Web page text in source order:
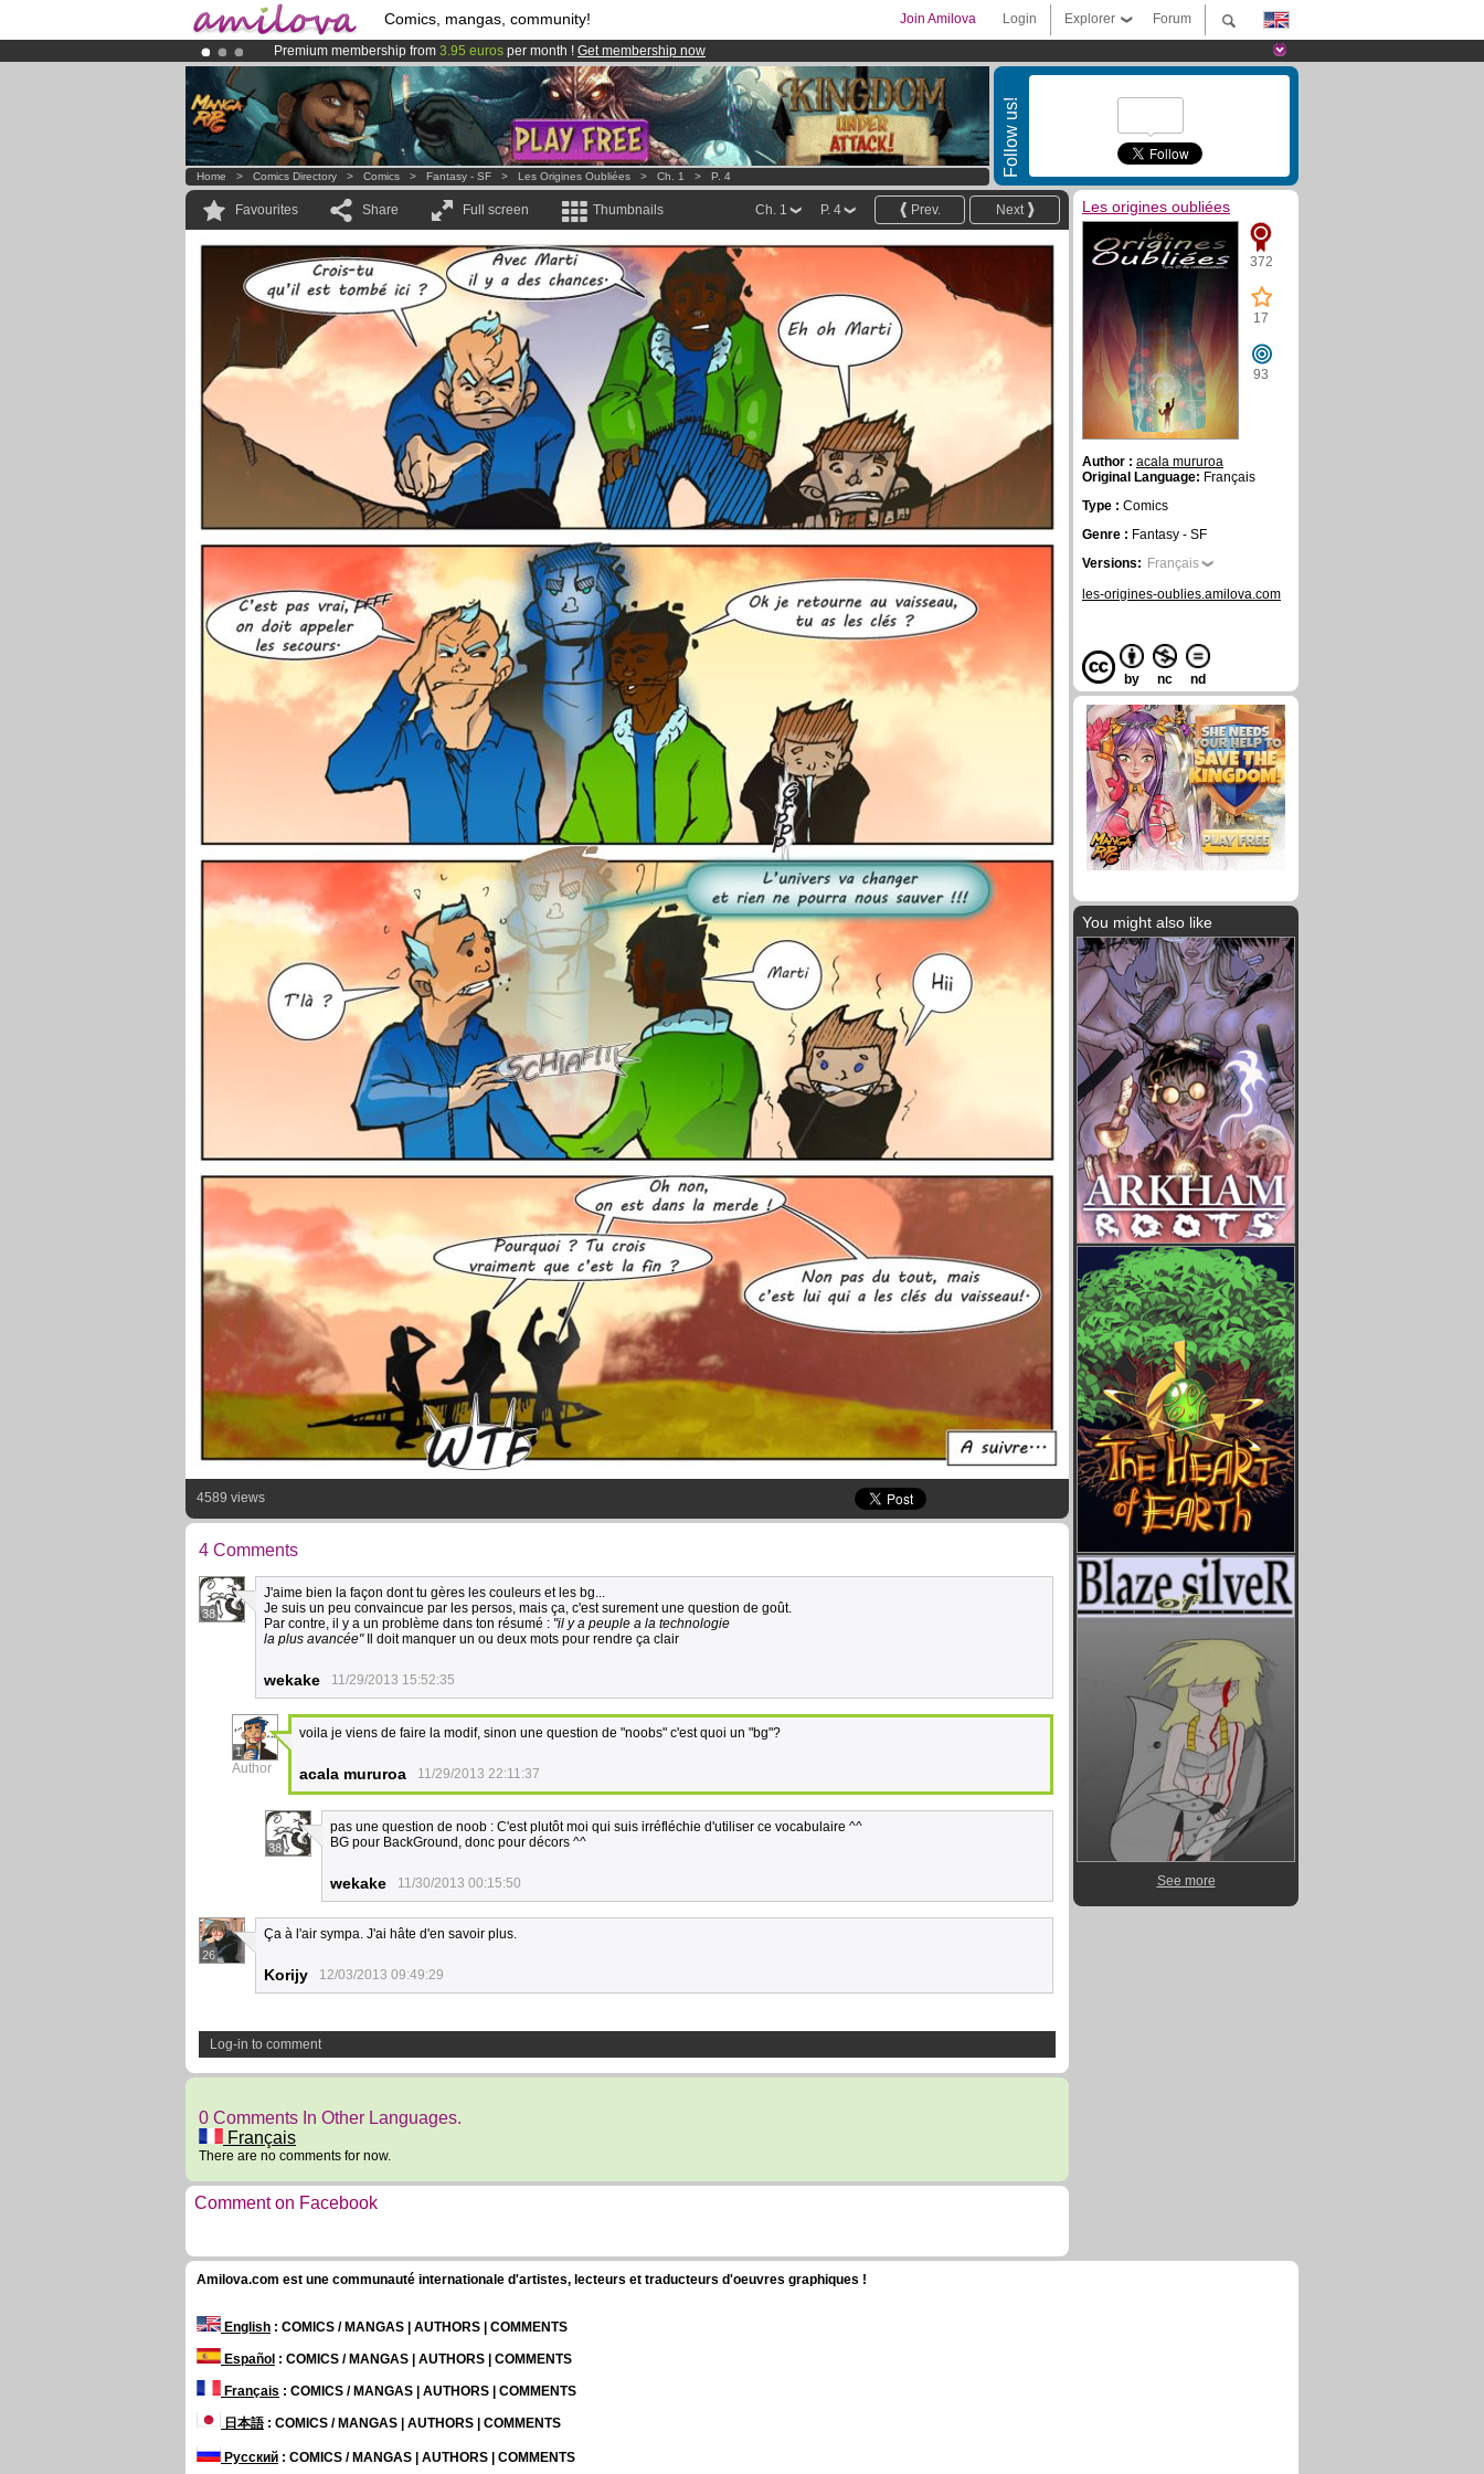
Comics, mangas, community! Forum
Explorer
Login
Join Amilova
Premium membership from 3.95 euros per month ! Get membership now
Already 100000membersand 1000comics & mangas!.
AmilovaKickstarter is now LIVE!.
Follow us!
Home > Comics Directory > Comics > Fantasy - SF > Les Origines Oubliées > Ch. 1 > P. 4
Favourites Share Full screen Thumbnails Next
Prev.
P. 4
Ch. 1
4589 views
4 Comments
38
J'aime bien la façon dont tu gères les couleurs et les bg...
Je suis un peu convaincue par les persos, mais ça, c'est surement une question de goût.
Par contre, il y a un problème dans ton résumé : "il y a peuple a la technologie
la plus avancée"Il doit manquer un ou deux mots pour rendre ça clair
wekake 11/29/2013 15:52:35
1
Author
voila je viens de faire la modif, sinon une question de "noobs" c'est quoi un "bg"?
acala mururoa 11/29/2013 22:11:37
38
pas une question de noob : C'est plutôt moi qui suis irréfléchie d'utiliser ce vocabulaire ^^
BG pour BackGround, donc pour décors ^^
wekake 11/30/2013 00:15:50
26
Ça à l'air sympa. J'ai hâte d'en savoir plus.
Korijy 12/03/2013 09:49:29
Log-in to comment
0 Comments In Other Languages.
Français
There are no comments for now.
Comment on Facebook
Les origines oubliées
372
17
93
Author : acala mururoa
Original Language: Français
Type : Comics
Genre : Fantasy - SF
Versions: Français
les-origines-oublies.amilova.com
by nc nd
You might also like
See more
Amilova.com est une communauté internationale d'artistes, lecteurs et traducteurs d'oeuvres graphiques !
English : COMICS / MANGAS | AUTHORS | COMMENTS
Español : COMICS / MANGAS | AUTHORS | COMMENTS
Français : COMICS / MANGAS | AUTHORS | COMMENTS
日本語: COMICS / MANGAS | AUTHORS | COMMENTS
Русский : COMICS / MANGAS | AUTHORS | COMMENTS